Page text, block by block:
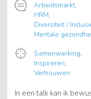
Arbeidsmarkt,
HRM,
Diversiteit /
Mentale
Samenwerking,
Inspireren,
Vertrouwen
In een talk kan ik